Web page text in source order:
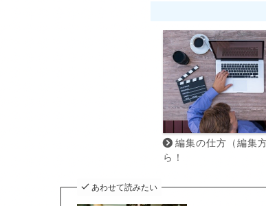
編集の仕方（編集
ら！
あわせて読みたい